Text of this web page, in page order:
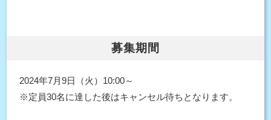
募集期間
2024年7月9日（火）10:00～
※定員30名に達した後はキャンセル待ちとなります。